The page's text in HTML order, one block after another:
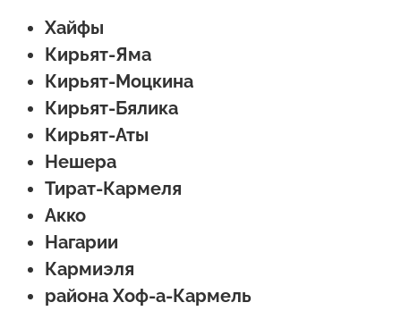
Хайфы
Кирьят-Яма
Кирьят-Моцкина
Кирьят-Бялика
Кирьят-Аты
Нешера
Тират-Кармеля
Акко
Нагарии
Кармиэля
района Хоф-а-Кармель